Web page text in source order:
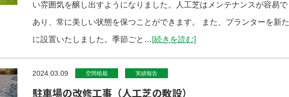
い雰囲気を醸し出すようになりました。人工芝はメンテナンスが容易で
あり、常に美しい状態を保つことができます。 また、プランターを新た
に設置いたしました。季節ごと… [続きを読む]
2024.03.09 空間植栽 実績報告
駐車場の改修工事（人工芝の敷設）